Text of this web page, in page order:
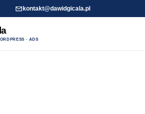
kontakt@dawidgicala.pl
· ADS